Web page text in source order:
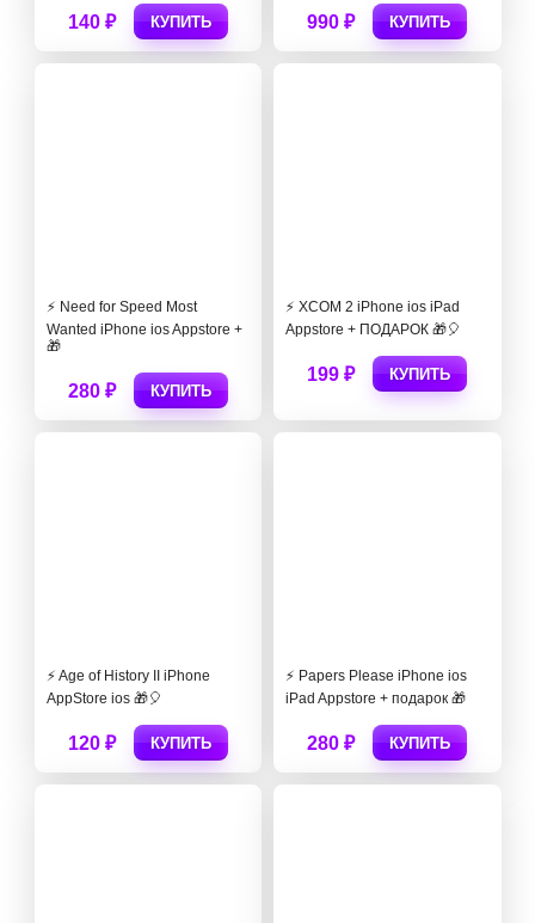
140 ₽ КУПИТЬ 990 ₽ КУПИТЬ
⚡️ Need for Speed Most
Wanted iPhone ios Appstore +
🎁
280 ₽ КУПИТЬ
⚡️ XCOM 2 iPhone ios iPad
Appstore + ПОДАРОК 🎁🎈
199 ₽ КУПИТЬ
⚡️ Age of History II iPhone
AppStore ios 🎁🎈
120 ₽ КУПИТЬ
⚡️ Papers Please iPhone ios
iPad Appstore + подарок 🎁
280 ₽ КУПИТЬ